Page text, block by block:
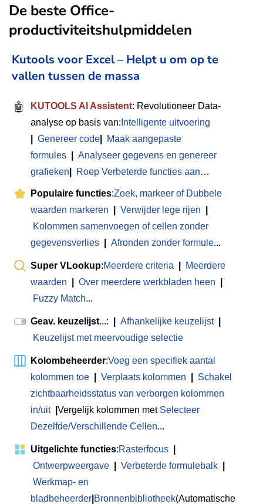
De beste Office-
productiviteitshulpmiddelen
Kutools voor Excel – Helpt u om op te
vallen tussen de massa
🤖 KUTOOLS AI Assistent: Revolutioneer Data-
analyse op basis van: Intelligente uitvoering
Genereer code
Maak aangepaste
formules
Analyseer gegevens en genereer
grafieken
Roep Verbeterde functies aan…
Populaire functies:Zoek, markeer of Dubbele
waarden markeren
Verwijder lege rijen
Kolommen samenvoegen of cellen zonder
gegevensverlies
Afronden zonder formule...
Super VLookup:Meerdere criteria
Meerdere
waarden
Over meerdere werkbladen heen
Fuzzy Match...
Geav. keuzelijst...: Afhankelijke keuzelijst
Keuzelijst met meervoudige selectie
Kolombeheerder:Voeg een specifiek aantal
kolommen toe
Verplaats kolommen
Schakel
zichtbaarheidsstatus van verborgen kolommen
in/uit
Vergelijk kolommen met Selecteer
Dezelfde/Verschillende Cellen...
Uitgelichte functies:Rasterfocus
Ontwerpweergave
Verbeterde formulebalk
Werkmap- en
bladbeheerder Bronnenbibliotheek(Automatische